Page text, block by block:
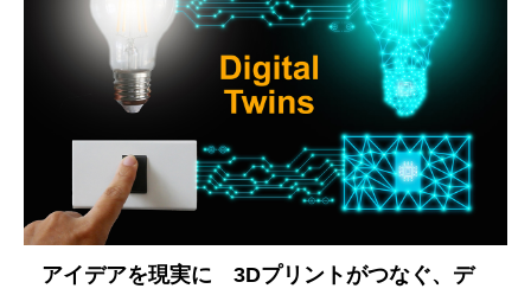
アイデアを現実に 3Dプリントがつなぐ、デ